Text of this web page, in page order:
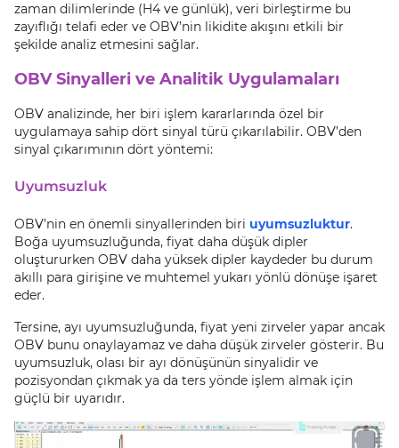
zaman dilimlerinde (H4 ve günlük), veri birleştirme bu
zayıflığı telafi eder ve OBV’nin likidite akışını etkili bir
şekilde analiz etmesini sağlar.
OBV Sinyalleri ve Analitik Uygulamaları
OBV analizinde, her biri işlem kararlarında özel bir
uygulamaya sahip dört sinyal türü çıkarılabilir. OBV’den
sinyal çıkarımının dört yöntemi:
Uyumsuzluk
OBV’nin en önemli sinyallerinden biri uyumsuzluktur.
Boğa uyumsuzluğunda, fiyat daha düşük dipler
oluştururken OBV daha yüksek dipler kaydeder bu durum
akıllı para girişine ve muhtemel yukarı yönlü dönüşe işaret
eder.
Tersine, ayı uyumsuzluğunda, fiyat yeni zirveler yapar ancak
OBV bunu onaylayamaz ve daha düşük zirveler gösterir. Bu
uyumsuzluk, olası bir ayı dönüşünün sinyalidir ve
pozisyondan çıkmak ya da ters yönde işlem almak için
güçlü bir uyarıdır.